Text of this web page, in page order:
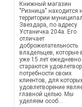
Книжный магазин
"Ризница" находится
территории
Звездара, по адресу
Устаничка 204a. Его
отличает
доброжелательность
владельцев, которые
уже 15 лет ежедневно
стараются
потребности своих
клиентов, для
удовлетворение
главной целью. Мы
уделяем особ...